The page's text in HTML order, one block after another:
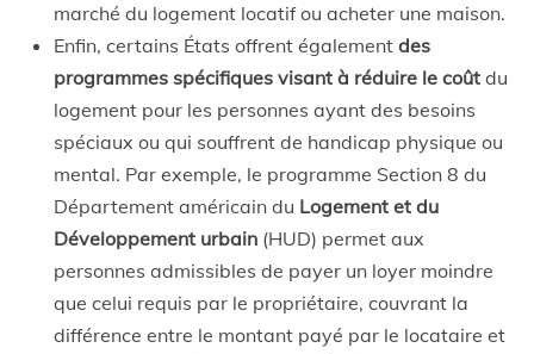
marché du logement locatif ou acheter une maison.
Enfin, certains États offrent également des
programmes spécifiques visant à réduire le coût du
logement pour les personnes ayant des besoins
spéciaux ou qui souffrent de handicap physique ou
mental. Par exemple, le programme Section 8 du
Département américain du Logement et du
Développement urbain (HUD) permet aux
personnes admissibles de payer un loyer moindre
que celui requis par le propriétaire, couvrant la
différence entre le montant payé par le locataire et